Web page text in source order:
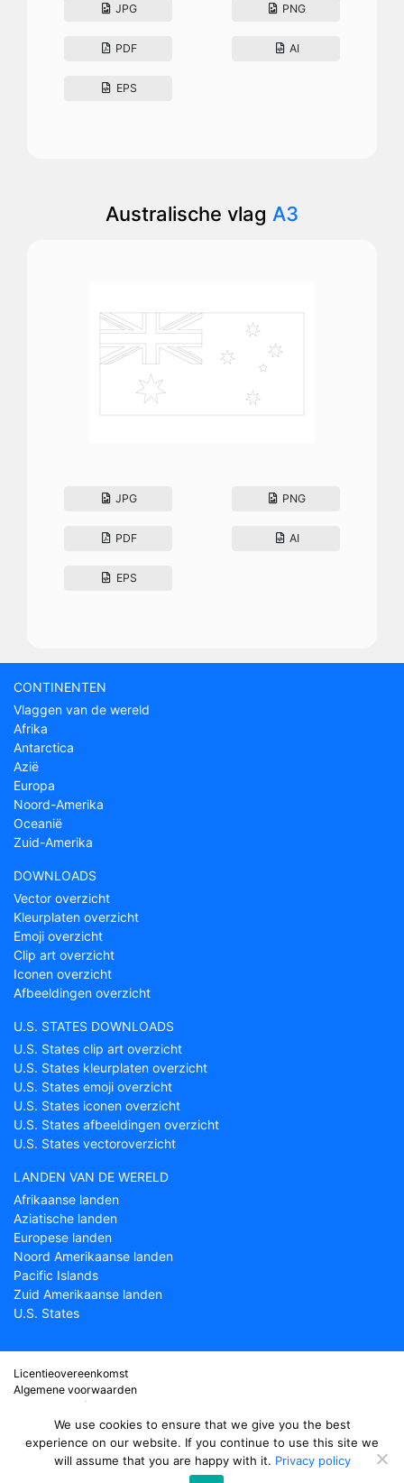
JPG PNG
PDF AI
EPS
Australische vlag A3
JPG PNG
PDF AI
EPS
CONTINENTEN
Vlaggen van de wereld
Afrika
Antarctica
Azië
Europa
Noord-Amerika
Oceanië
Zuid-Amerika
DOWNLOADS
Vector overzicht
Kleurplaten overzicht
Emoji overzicht
Clip art overzicht
Iconen overzicht
Afbeeldingen overzicht
U.S. STATES DOWNLOADS
U.S. States clip art overzicht
U.S. States kleurplaten overzicht
U.S. States emoji overzicht
U.S. States iconen overzicht
U.S. States afbeeldingen overzicht
U.S. States vectoroverzicht
LANDEN VAN DE WERELD
Afrikaanse landen
Aziatische landen
Europese landen
Noord Amerikaanse landen
Pacific Islands
Zuid Amerikaanse landen
U.S. States
Licentieovereenkomst
Algemene voorwaarden
Over Countryflags.com
Disclaimer
Privacy Policy
Country flags- onderdeel van ProFlags BV
We use cookies to ensure that we give you the best
experience on our website. If you continue to use this site we
will assume that you are happy with it. Privacy policy